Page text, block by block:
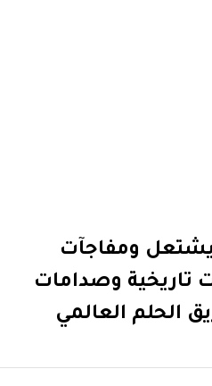
مونديال 2026 يشتعل ومفاجآت
تاريخية وصدامات
الحلم العالمي